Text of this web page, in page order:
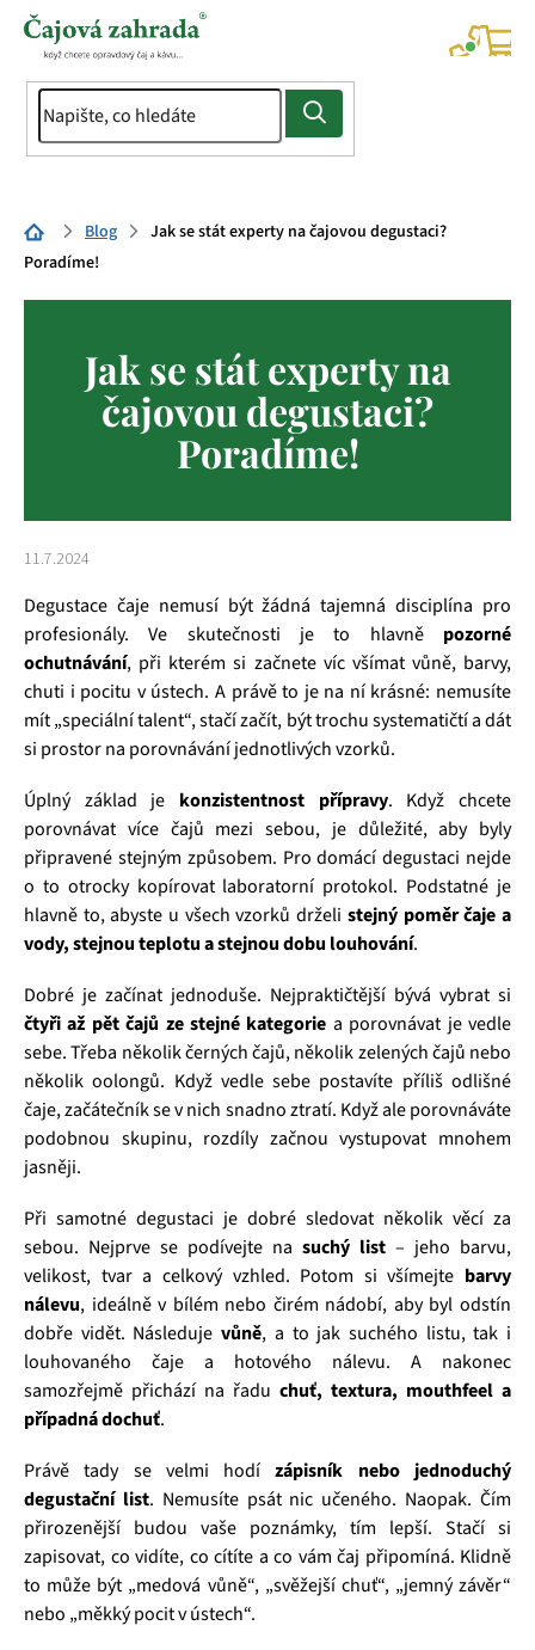
Přejít
Domů Blog
Jak se stát experty na čajovou degustaci?
Poradíme!
Jak se stát experty na
čajovou degustaci?
Poradíme!
11.7.2024
Degustace čaje nemusí být žádná tajemná disciplína pro
profesionály. Ve skutečnosti je to hlavně pozorné
ochutnávání, při kterém si začnete víc všímat vůně, barvy,
chuti i pocitu v ústech. A právě to je na ní krásné: nemusíte
mít „speciální talent“, stačí začít, být trochu systematičtí a dát
si prostor na porovnávání jednotlivých vzorků.
Úplný základ je konzistentnost přípravy. Když chcete
porovnávat více čajů mezi sebou, je důležité, aby byly
připravené stejným způsobem. Pro domácí degustaci nejde
o to otrocky kopírovat laboratorní protokol. Podstatné je
hlavně to, abyste u všech vzorků drželi stejný poměr čaje a
vody, stejnou teplotu a stejnou dobu louhování.
Dobré je začínat jednoduše. Nejpraktičtější bývá vybrat si
čtyři až pět čajů ze stejné kategorie a porovnávat je vedle
sebe. Třeba několik černých čajů, několik zelených čajů nebo
několik oolongů. Když vedle sebe postavíte příliš odlišné
čaje, začátečník se v nich snadno ztratí. Když ale porovnáváte
podobnou skupinu, rozdíly začnou vystupovat mnohem
jasněji.
Při samotné degustaci je dobré sledovat několik věcí za
sebou. Nejprve se podívejte na suchý list – jeho barvu,
velikost, tvar a celkový vzhled. Potom si všímejte barvy
nálevu, ideálně v bílém nebo čirém nádobí, aby byl odstín
dobře vidět. Následujevůně, a to jak suchého listu, tak i
louhovaného čaje a hotového nálevu. A nakonec
samozřejmě přichází na řadu chuť, textura, mouthfeel a
případná dochuť.
Právě tady se velmi hodízápisník nebo jednoduchý
degustační list. Nemusíte psát nic učeného. Naopak. Čím
přirozenější budou vaše poznámky, tím lepší. Stačí si
zapisovat, co vidíte, co cítíte a co vám čaj připomíná. Klidně
to může být „medová vůně“, „svěžejší chuť“, „jemný závěr“
nebo „měkký pocit v ústech“.